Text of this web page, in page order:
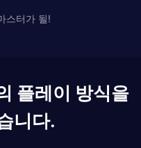
스터가 될!
플레이 방식을
니다.